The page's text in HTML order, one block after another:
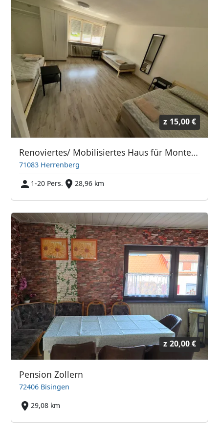
z 15,00 €
Renoviertes/ Mobilisiertes Haus für Monteure und Pendler
71083 Herrenberg
1-20 Pers.
28,96 km
z 20,00 €
Pension Zollern
72406 Bisingen
29,08 km